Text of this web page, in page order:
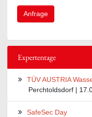
Anfrage
Expertentage
TÜV AUSTRIA
Perchtoldsdorf |
SafeSec Day